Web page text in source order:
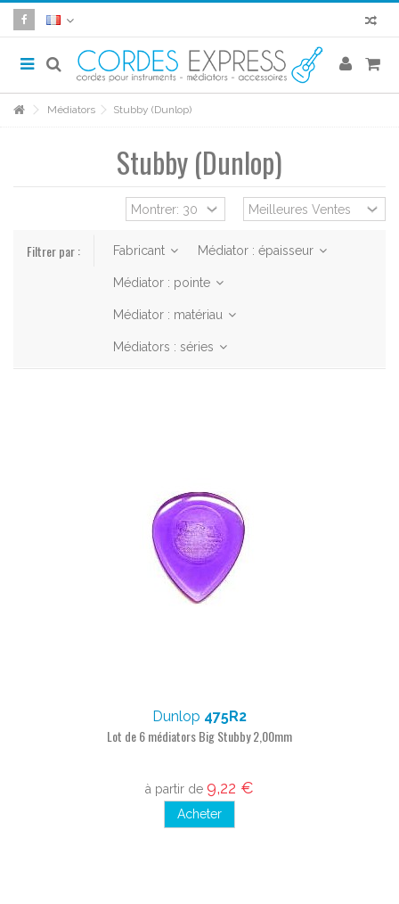
Médiators Stubby (Dunlop)
Stubby (Dunlop)
Filtrer par : Fabricant Médiator : épaisseur
Médiator : pointe
Médiator : matériau
Médiators : séries
Dunlop 475R2
Lot de 6 médiators Big Stubby 2,00mm
à partir de 9,22 €
Acheter